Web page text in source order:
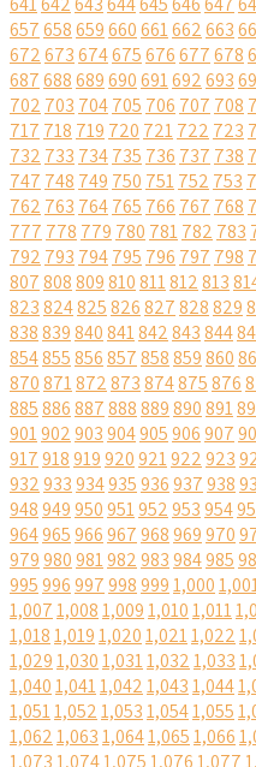
657658659660661662663
672673674675676677678
687688689690691692693
702 703 704705 706 707 708
717 718 719 720 721722 723
732 733 734735 736 737 738
747 748 749 750 751752 753
762 763 764765 766 767 768
777 778 779 780 781782 783
792 793 794795 796 797 798
807808809810811812813
823824825826827828829
838839840841842843844
854855856857858859860
870871872873874875876
885886887888889890891
901902903904905906907
917918919920921922923
932933934935936937938
948949950951952953954
964965966967968969970
979980981982983984985
9959969979989991,000
1,0071,0081,0091,0101,011
1,0181,0191,0201,0211,022
1,0291,0301,0311,0321,033
1,0401,0411,0421,0431,044
1,0511,0521,0531,0541,055
1,0621,0631,0641,0651,066